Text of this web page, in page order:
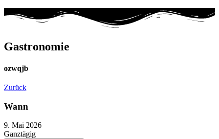
Gastronomie
ozwqjb
Zurück
Wann
9. Mai 2026
Ganztägig